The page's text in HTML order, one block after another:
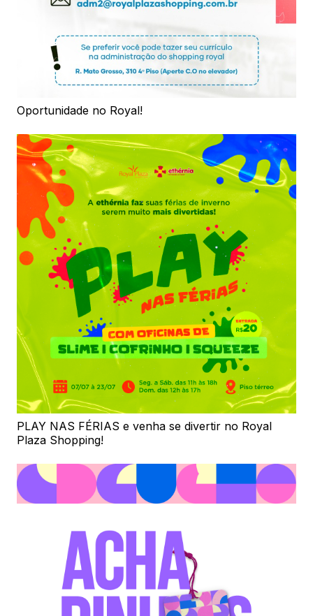
Oportunidade no Royal!
PLAY NAS FÉRIAS e venha se divertir no Royal
Plaza Shopping!